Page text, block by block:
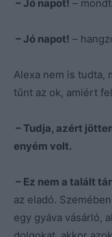
– Jó napot! –
– Jó napot! –
Alexa nem is tudta,
tűnt az ok, amiért
– Tudja, azért
enyém volt.
– Ez nem a talált
az eladó.
egy gyáva vásárló,